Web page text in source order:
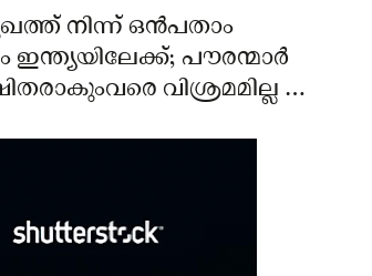
നിന്ന് ഒൻപതാം
ഇന്ത്യയിലേക്ക്; പൗരന്മാർ
വിശ്രമമില്ല –